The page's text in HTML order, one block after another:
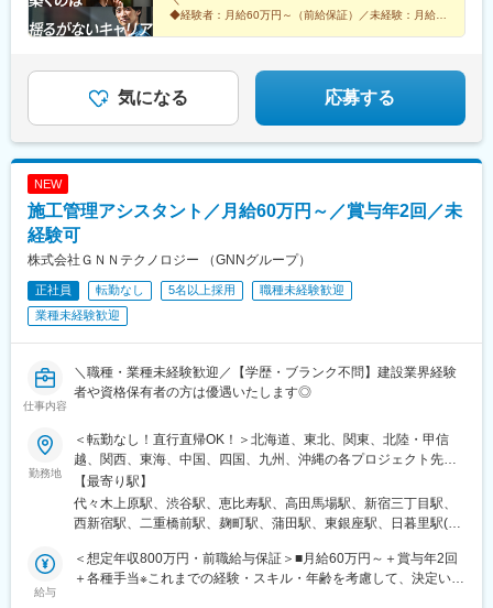
質問ください。
駅、西荻窪駅、富士見ケ丘駅、荻窪駅、神保町駅、淡路町駅、市
ケ谷駅、九段下駅、上野御徒町駅、昭和島駅、池上駅、糀谷駅、
新富町駅(東京都)、勝どき駅、京橋駅(東京都)、新中野駅、京王八
王子駅、武蔵五日市駅、西台駅、本蓮沼駅、青物横丁駅、武蔵境
駅、三鷹駅、吉祥寺駅、本郷三丁目駅、湯島駅、飯田橋駅、鬼子
ス駅、新千葉駅、京成稲毛駅、新八柱駅、大宮駅(埼玉県)、南浦和
駅、さいたま新都心駅、北浦和駅、浦和駅、和光市駅、西川口
駅、東川口駅、朝霞駅、新越谷駅、川越駅、志木駅、所沢駅、草
加駅、大阪難波駅、淀屋橋駅、渡辺橋駅、沢ノ町駅、我孫子町
駅、平林駅(大阪府)、中ふ頭駅、西大橋駅、肥後橋駅、阿波座駅、
北浜駅(大阪府)、なんば駅(南海線)、天満橋駅、長堀橋駅、谷町六
丁目駅、心斎橋駅、松屋町駅、堺筋本町駅、門真南駅、横堤駅、
(大阪府・阪急線)、なにわ橋駅、天満駅、中津駅(地下鉄)、中崎町
駅、扇町駅(大阪府)、西梅田駅、大阪梅田駅(阪神線)、矢場町駅、
左京山駅、武蔵小杉駅、目黒駅、秋葉原駅、新橋駅、東京駅、町
田駅、大手町駅(東京都)、中野駅(東京都)、大門駅(東京都)、西日
暮里駅、五反田駅、中目黒駅、泉岳寺駅、立川駅、小竹向原駅、
二子玉川駅、四ツ谷駅、あざみ野駅、湘南台駅、天王洲アイル
駅、日吉駅(神奈川県)、溝の口駅、長津田駅、登戸駅、戸塚駅、海
老名駅(相模線)、大和駅(神奈川県)、菊名駅、大船駅、橋本駅(神奈
川県)、上大岡駅、中央林間駅、川崎駅、稲毛駅、千葉駅、新松戸
駅、浦安駅(千葉県)、北習志野駅、京成船橋駅、新浦安駅、新鎌ケ
谷駅、市川駅、舞浜駅、南流山駅、本八幡駅(都営線)、船橋駅、西
での経験・スキル・年齢を考慮して、決定いたします※残業代は別
途全額支給します。＼勤務地特典！／入社祝い金として別途20万
◆経験者：月給60万円～（前給保証）／未経験：月給
気になる 応募する
NEW
施工管理アシスタント／月給60万円～／賞与年2回／未
経験可
株式会社ＧＮＮテクノロジー （GNNグループ）
正社員 転勤なし 5名以上採用
職種未経験歓迎
業種未経験歓迎
仕事内容
＼職種・業種未経験歓迎／【学歴・ブランク不問】建設業界経験
者や資格保有者の方は優遇いたします◎
勤務地
＜転勤なし！直行直帰OK！＞北海道、東北、関東、北陸・甲信
越、関西、東海、中国、四国、九州、沖縄の各プロジェクト先★
希望勤務地・通勤時間を考慮いたします！★直行直帰OK★U・Iタ
ーン歓迎！住宅手当あり★転居を伴う転勤はありません北海道東
北／青森県・岩手県・宮城県・秋田県・山形県・福島県関東／東
山、石川、福井、新潟県、長野県、山梨県関西／大阪、京都、滋
賀、兵庫、奈良、和歌山東海／愛知、静岡、三重、岐阜中国・四
【最寄り駅】
代々木上原駅、渋谷駅、恵比寿駅、高田馬場駅、新宿三丁目駅、
西新宿駅、二重橋前駅、麹町駅、蒲田駅、東銀座駅、日暮里駅(舎
河駅、有楽町駅、豊洲駅、南砂町駅、三田駅(東京都)、森下駅(東
京都)、高輪台駅、新木場駅、北千住駅、大崎駅、国分寺駅、東京
給与
＜想定年収800万円・前職給与保証＞■月給60万円～＋賞与年2回
＋各種手当※これまでの経験・スキル・年齢を考慮して、決定いた